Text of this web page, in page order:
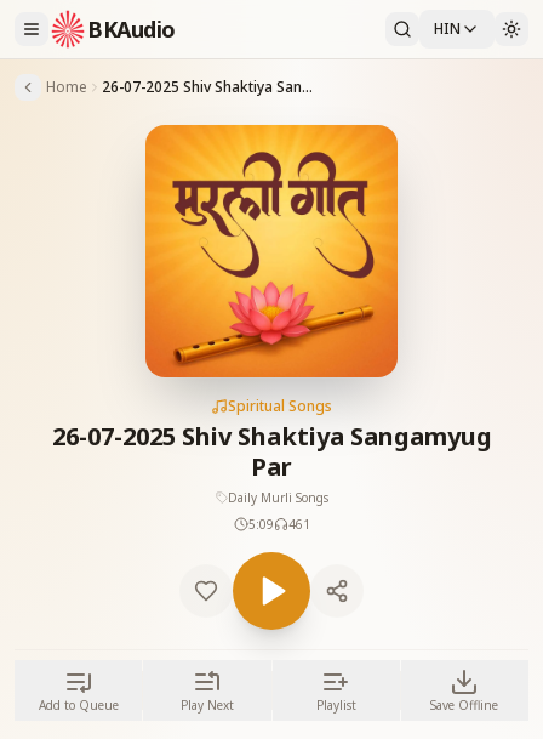
BKAudio HIN
Home 26-07-2025 Shiv Shaktiya Sangamyug Par
Spiritual Songs
26-07-2025 Shiv Shaktiya Sangamyug
Par
Daily Murli Songs
5:09
461
Add to Queue Play Next Playlist Save Offline